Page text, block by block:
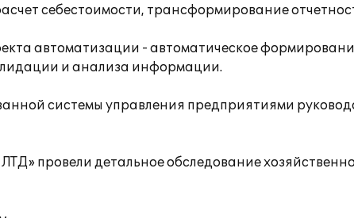
себестоимости, трансформирование
автоматизации - автоматическое
и анализа информации.
системы управления предприятиями
провели детальное обследование